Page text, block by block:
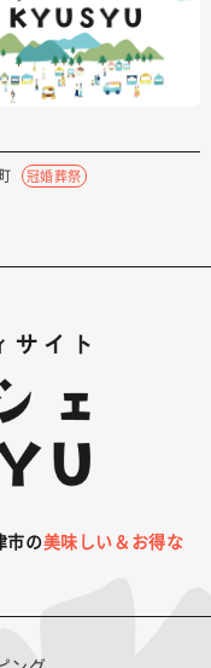
冠婚葬祭
市の美味しい＆お得な